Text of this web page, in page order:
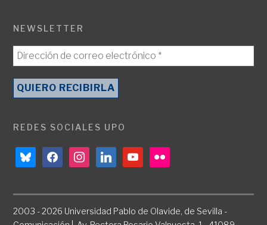
NEWSLETTER
REDES SOCIALES UPO
blueskyfacebookinstagramlinkedinyoutubeflickr
2003 - 2026 Universidad Pablo de Olavide, de Sevilla -